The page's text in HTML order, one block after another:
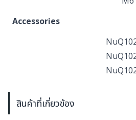
Accessories
สินค้าที่เกี่ยวข้อง